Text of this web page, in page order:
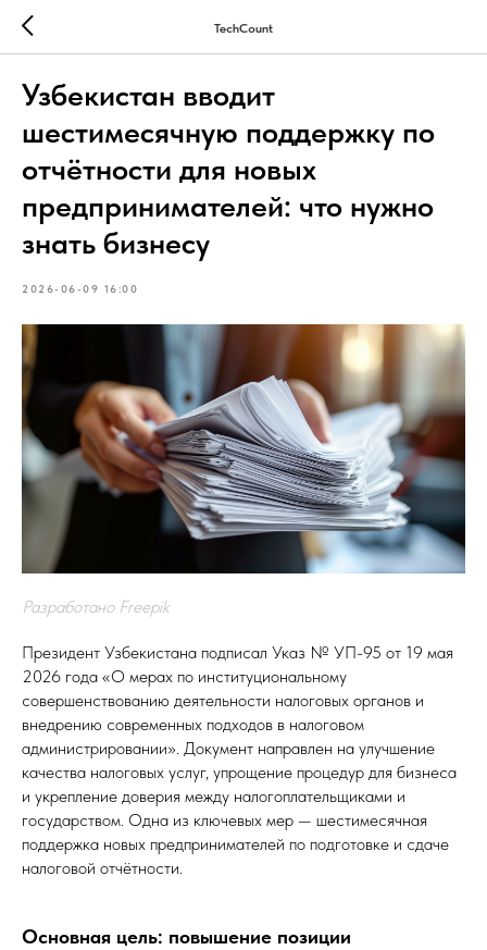
TechCount
Узбекистан вводит
шестимесячную поддержку по
отчётности для новых
предпринимателей: что нужно
знать бизнесу
2026-06-09 16:00
Разработано Freepik
Президент Узбекистана подписал Указ № УП-95 от 19 мая
2026 года «О мерах по институциональному
совершенствованию деятельности налоговых органов и
внедрению современных подходов в налоговом
администрировании». Документ направлен на улучшение
качества налоговых услуг, упрощение процедур для бизнеса
и укрепление доверия между налогоплательщиками и
государством. Одна из ключевых мер — шестимесячная
поддержка новых предпринимателей по подготовке и сдаче
налоговой отчётности.
Основная цель: повышение позиции